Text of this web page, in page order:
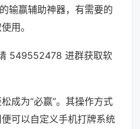
输赢辅助神器，有需要的
用。
549552478 进群获取软
成为“必赢”。其操作方式
可以自定义手机打牌系统